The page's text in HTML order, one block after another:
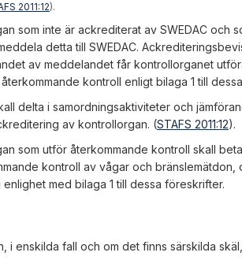
2011:12).
som inte är ackrediterat av SWEDAC och
detta till SWEDAC.
av meddelandet får kontrollorganet
kontroll enligt bilaga 1 till
delta i samordningsaktiviteter och
av kontrollorgan. (STAFS 2011:12).
som utför återkommande kontroll skall
kontroll av vågar och
med bilaga 1 till dessa föreskrifter.
i enskilda fall och om det finns särskilda